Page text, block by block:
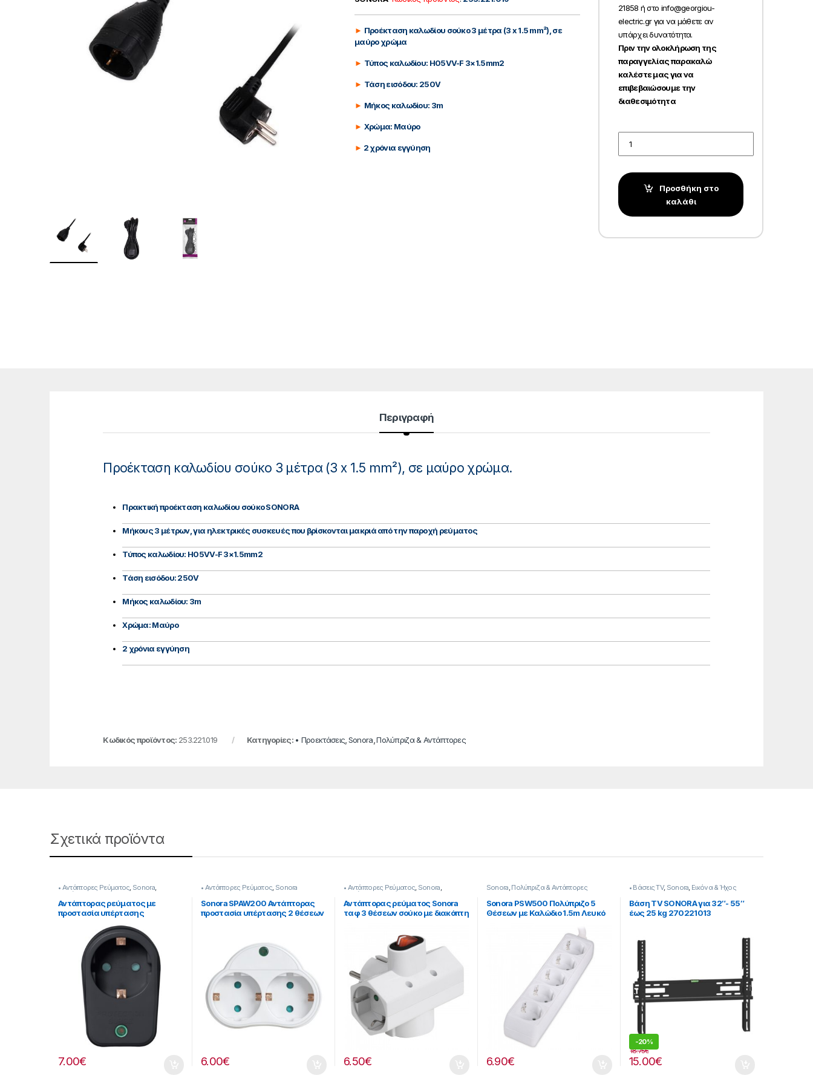
► Προέκταση καλωδίου σούκο 3 μέτρα (3 x 1.5 mm²), σε
μαύρο χρώμα
► Τύπος καλωδίου: H05VV-F 3×1.5mm2
► Τάση εισόδου: 250V
► Μήκος καλωδίου: 3m
► Χρώμα: Μαύρο
► 2 χρόνια εγγύηση
21858 ή στο info@georgiou-
electric.gr για να μάθετε αν
υπάρχει δυνατότητα.
Πριν την ολοκλήρωση της
παραγγελίας παρακαλώ
καλέστε μας για να
επιβεβαιώσουμε την
διαθεσιμότητα
Προσθήκη στο
καλάθι
Περιγραφή
Προέκταση καλωδίου σούκο 3 μέτρα (3 x 1.5 mm²), σε μαύρο χρώμα.
Πρακτική προέκταση καλωδίου σούκο SONORA
Μήκους 3 μέτρων, για ηλεκτρικές συσκευές που βρίσκονται μακριά από την παροχή ρεύματος
Τύπος καλωδίου: H05VV-F 3×1.5mm2
Τάση εισόδου: 250V
Μήκος καλωδίου: 3m
Χρώμα: Μαύρο
2 χρόνια εγγύηση
Κωδικός προϊόντος: 253.221.019 Κατηγορίες: • Προεκτάσεις Sonora ,Πολύπριζα & Αντάπτορες
Σχετικά προϊόντα
• Αντάπτορες Ρεύματος, Sonora,
Πολύπριζα & Αντάπτορες
Αντάπτορας ρεύματος με
προστασία υπέρτασης
7.00€
• Αντάπτορες Ρεύματος, Sonora
Sonora SPAW200 Αντάπτορας
προστασία υπέρτασης 2 θέσεων
6.00€
• Αντάπτορες Ρεύματος, Sonora,
Πολύπριζα & Αντάπτορες
Αντάπτορας ρεύματος Sonora
ταφ 3 θέσεων σούκο με διακόπτη
6.50€
Sonora,Πολύπριζα & Αντάπτορες
Sonora PSW500 Πολύπριζο 5
Θέσεων με Καλώδιο 1.5m Λευκό
6.90€
• Βάσεις TV, Sonora, Εικόνα & Ήχος
Βάση TV SONORA για 32″- 55″
έως 25 kg 270221013
-20%
15.00€
18.75€